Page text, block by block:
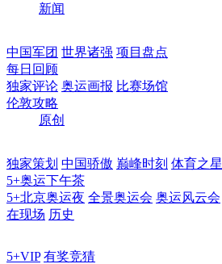
新闻
中国军团 世界诸强 项目盘点
每日回顾
独家评论 奥运画报 比赛场馆
伦敦攻略
原创
独家策划 中国骄傲 巅峰时刻 体育之星
5+奥运下午茶
5+北京奥运夜 全景奥运会 奥运风云会
在现场 历史
5+VIP 有奖竞猜